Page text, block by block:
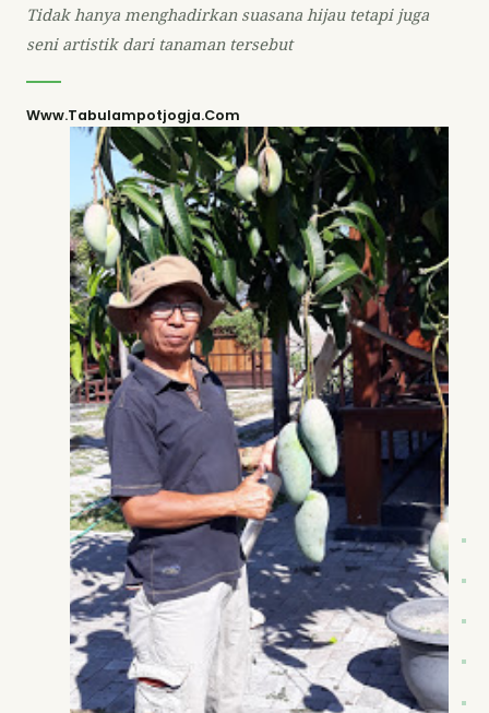
Tidak hanya menghadirkan suasana hijau tetapi juga
seni artistik dari tanaman tersebut
Www.tabulampotjogja.com